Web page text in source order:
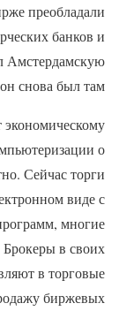
преобладали
банков и
Амстердамскую
снова был там.
о
Сейчас торги
виде с
многие
Брокеры в своих
в торговые
биржевых